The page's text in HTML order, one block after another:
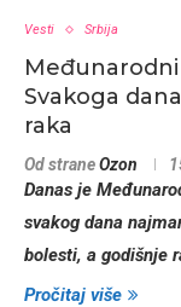
Vesti Srbija
Svakoga
raka
Od straneOzon
Danas je
svakog dana
bolesti, a godišnje
Pročitaj više